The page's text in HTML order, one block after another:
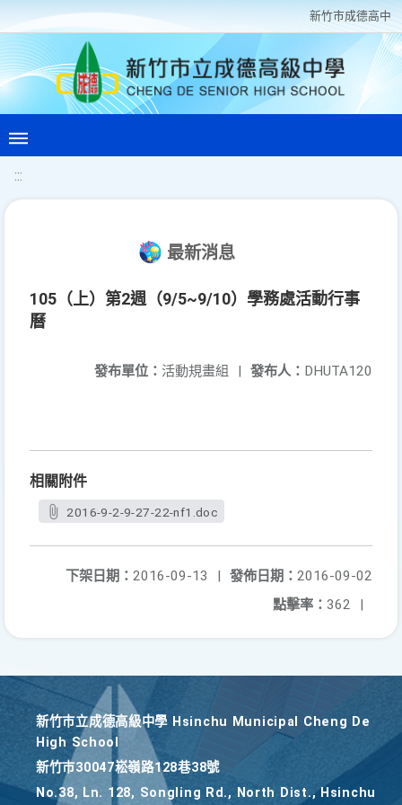
新竹巿成德高中
:::
最新消息
105（上）第2週（9/5~9/10）學務處活動行事
曆
發布人： DHUTA120
發布單位： 活動規畫組 |
相關附件
2016-9-2-9-27-22-nf1.doc
發佈日期： 2016-09-02
下架日期： 2016-09-13
|
點擊率： 362 |
新竹巿立成德高級中學 Hsinchu Municipal Cheng De
High School
新竹巿30047崧嶺路128巷38號
No.38, Ln. 128, Songling Rd., North Dist., Hsinchu